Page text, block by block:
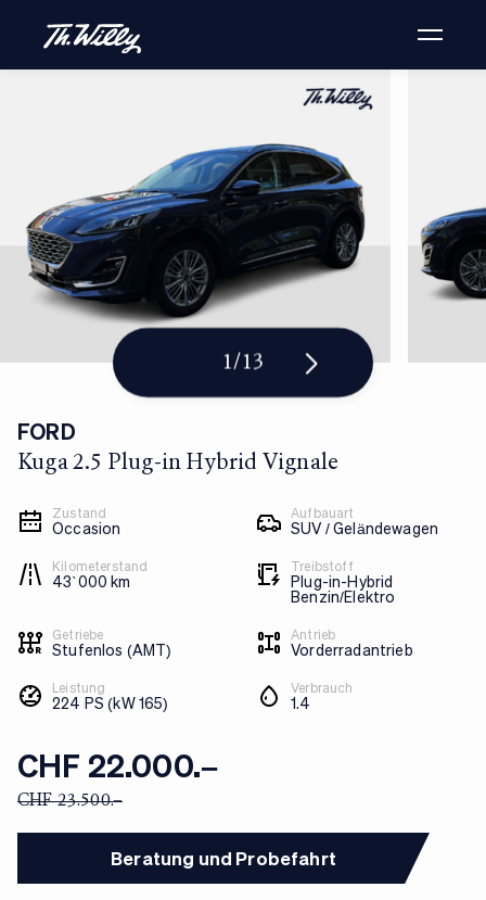
1/ 13
FORD
Kuga 2.5 Plug-in Hybrid Vignale
Zustand
Occasion
Aufbauart
SUV / Geländewagen
Kilometerstand
43`000 km
Treibstoff
Plug-in-Hybrid
Benzin/Elektro
Getriebe
Stufenlos (AMT)
Antrieb
Vorderradantrieb
Leistung
224 PS (kW 165)
Verbrauch
1.4
CHF 22.000.–
CHF 23.500.–
Beratung und Probefahrt